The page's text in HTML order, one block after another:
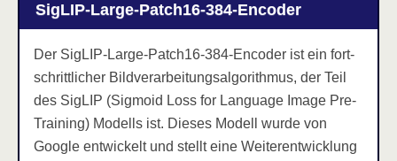
SigLIP-Lar­ge-Patch16-384-Enco­der
Der SigLIP-Lar­ge-Patch16-384-Enco­der ist ein fort­
schritt­li­cher Bild­ver­ar­bei­tungs­al­go­rith­mus, der Teil
des SigLIP (Sig­mo­id Loss for Lan­guage Image Pre-
Trai­ning) Modells ist. Die­ses Modell wur­de von
Goog­le ent­wi­ckelt und stellt eine Wei­ter­ent­wick­lung